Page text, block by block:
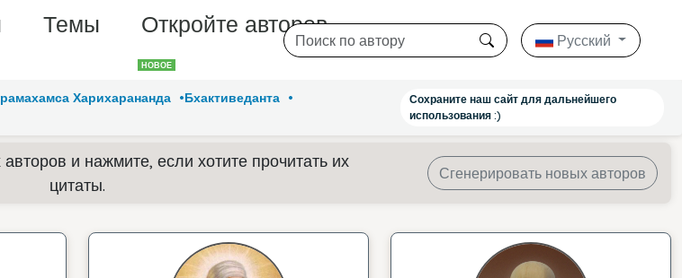
Темы Откройте авторов
НОВОЕ
Русский
Харихарананда
Бхактиведанта
Сохраните наш сайт для дальнейшего
использования :)
и нажмите, если хотите прочитать их
цитаты.
Сгенерировать новых авторов